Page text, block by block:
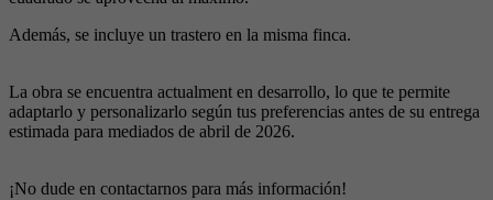
Además, se incluye un trastero en la misma finca.
La obra se encuentra actualment en desarrollo, lo que te permite
adaptarlo y personalizarlo según tus preferencias antes de su entrega
estimada para mediados de abril de 2026.
¡No dude en contactarnos para más información!